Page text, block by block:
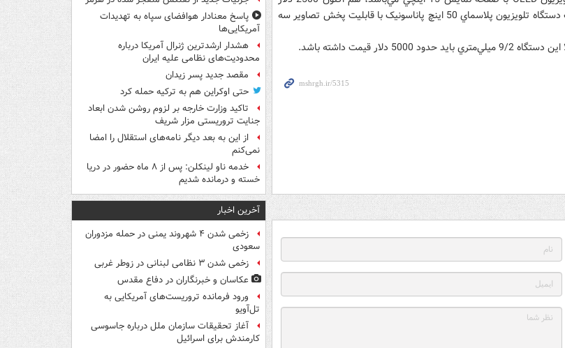
قيمت دارد که معادل يک دستگاه تلويزيون پلاسماي 50 اينچ پاناسونيک با قابليت پخش تصاوير سه
5000 دلار قيمت داشته باشد.
پاسخ معنادار هوافضای سپاه به تهدیدات
آمریکایی‌ها
هشدار ارشدترین ژنرال آمریکا درباره
محدودیت‌های نظامی علیه ایران
مقصد جدید پسر زیدان
حتی اوکراین هم به ترکیه حمله کرد
تاکید وزارت خارجه بر لزوم روشن شدن ابعاد
جنایت تروریستی مزار شریف
از این به بعد دیگر نامه‌های استقلال را امضا
نمی‌کنم
خدمه ناو لینکلن: پس از ۸ ماه حضور در دریا
خسته و درمانده‌ شدیم
آخرین اخبار
زخمی شدن ۴ شهروند یمنی در حمله مزدوران
سعودی
زخمی شدن ۳ نظامی لبنانی در زوطر غربی
عکاسان و خبرنگاران در دفاع مقدس
ورود فرمانده تروریست‌های آمریکایی به
تل‌آویو
آغاز تحقیقات سازمان ملل درباره جاسوسی
کارمندش برای اسرائیل